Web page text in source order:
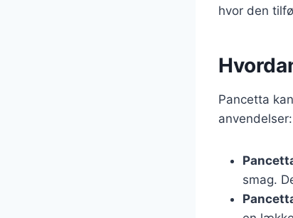
hvor den
Pancetta
anvendelser:
smag.